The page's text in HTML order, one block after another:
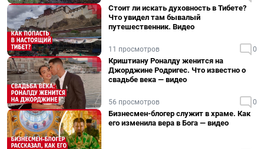
Стоит ли искать духовность в Тибете?
Что увидел там бывалый
путешественник. Видео
11 просмотров 0
Криштиану Роналду женится на
Джорджине Родригес. Что известно о
свадьбе века — видео
56 просмотров 0
Бизнесмен-блогер служит в храме. Как
его изменила вера в Бога — видео